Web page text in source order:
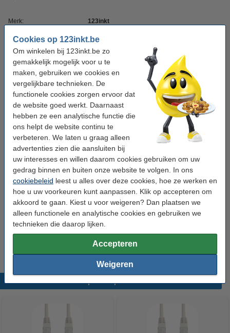
Cookies op 123inkt.be
Om winkelen bij 123inkt.be zo
gemakkelijk mogelijk voor u te
maken, gebruiken we cookies en
vergelijkbare technieken. De
functionele cookies zorgen ervoor dat
de website goed werkt. Daarnaast
hebben ze een analytische functie die
ons helpt de website continu te
verbeteren. We laten u graag alleen
advertenties zien die aansluiten bij
uw interesses en willen daarom cookies gebruiken om uw
gedrag binnen en buiten onze website te volgen. In ons
cookiebeleid leest u alles over deze cookies, hoe ze werken en
hoe u uw voorkeuren kunt aanpassen. Klik op accepteren om
akkoord te gaan. Kiest u voor weigeren? Dan plaatsen we
alleen functionele en analytische cookies en gebruiken we
technieken die daarop lijken.
Accepteren
Weigeren
Merk: 123inkt
Type: netwerkkabel
Soort: Cat6a
Kleur: grijs
Lengte:
Aansluiting 1: RJ45 mannelijk
Aansluiting 2: RJ45 mannelijk
Kabelafscherming: U/UTP
Overdrachtsnelheid: 10 Gbps
Bandbreedte: 500 MHz
Winstpakker!
Aanbieding: 4x 123inkt netwerkkabel Cat6a
U/UTP grijs (1,5 meter)